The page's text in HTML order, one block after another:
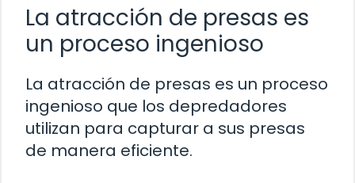
La atracción de presas es
un proceso ingenioso
La atracción de presas es un proceso
ingenioso que los depredadores
utilizan para capturar a sus presas
de manera eficiente.